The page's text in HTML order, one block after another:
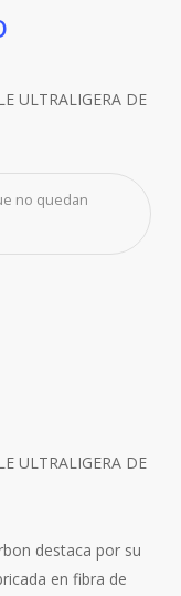
ULTRALIGERA DE
no quedan
ULTRALIGERA DE
destaca por su
en fibra de